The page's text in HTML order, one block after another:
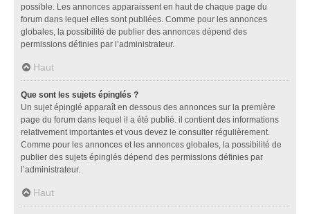
possible. Les annonces apparaissent en haut de chaque page du
forum dans lequel elles sont publiées. Comme pour les annonces
globales, la possibilité de publier des annonces dépend des
permissions définies par l’administrateur.
Haut
Que sont les sujets épinglés ?
Un sujet épinglé apparaît en dessous des annonces sur la première
page du forum dans lequel il a été publié. il contient des informations
relativement importantes et vous devez le consulter régulièrement.
Comme pour les annonces et les annonces globales, la possibilité de
publier des sujets épinglés dépend des permissions définies par
l’administrateur.
Haut